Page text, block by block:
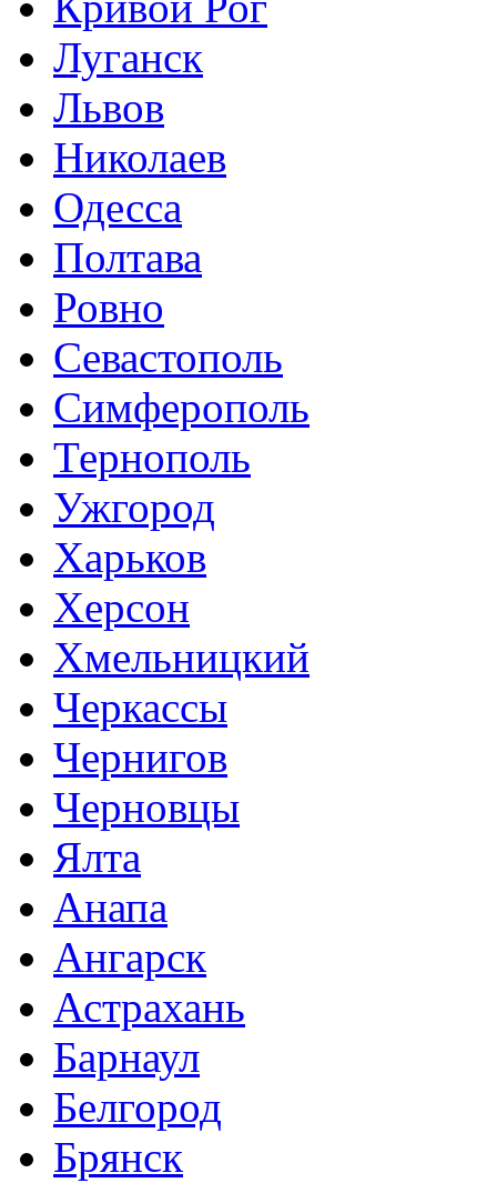
Луганск
Львов
Николаев
Одесса
Полтава
Ровно
Севастополь
Симферополь
Тернополь
Ужгород
Харьков
Херсон
Хмельницкий
Черкассы
Чернигов
Черновцы
Ялта
Анапа
Ангарск
Астрахань
Барнаул
Белгород
Брянск